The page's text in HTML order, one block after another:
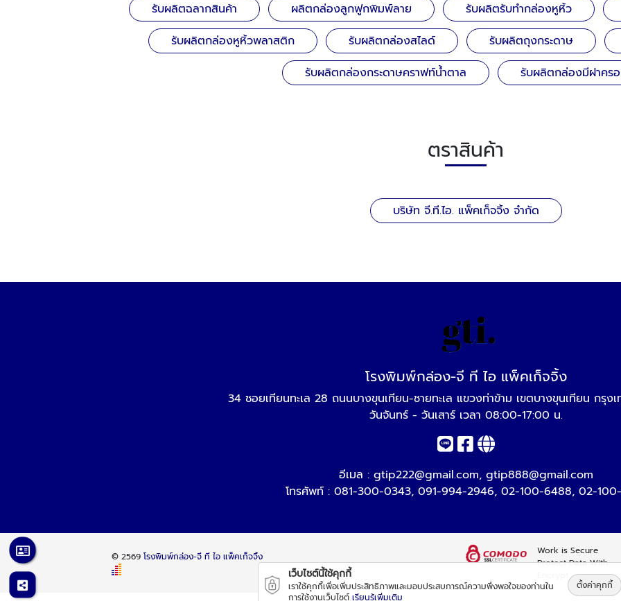
รับผลิตฉลากสินค้า ผลิตกล่องลูกฟูกพิมพ์ลาย รับผลิตรับทำกล่องหูหิ้ว
รับผลิตกล่องหูหิ้วพลาสติก
รับผลิตกล่องสไลด์ รับผลิตถุงกระดาษ
รับผลิตกล่องกระดาษคราฟท์น้ำตาล
รับผลิตกล่องมีฝาคร
ตราสินค้า
บริษัท จี.ที.ไอ. แพ็คเก็จจิ้ง จำกัด
โรงพิมพ์กล่อง-จี ที ไอ แพ็คเก็จจิ้ง
34 ซอยเทียนทะเล 28 ถนนบางขุนเทียน-ชายทะเล แขวงท่าข้าม เขตบางขุนเทียน กรุง
วันจันทร์ - วันเสาร์ เวลา 08:00-17:00 น.
อีเมล : gtip222@gmail.com, gtip888@gmail.com
โทรศัพท์ : 081-300-0343, 091-994-2946, 02-100-6488, 02-
© 2569โรงพิมพ์กล่อง-จี ที ไอ แพ็คเก็จจิ้ง
Work is Secure
Protect Data With
เว็บไซต์นี้ใช้คุกกี้
เราใช้คุกกี้เพื่อเพิ่มประสิทธิภาพและมอบประสบการณ์ความพึงพอใจของท่านใน
การใช้งานเว็บไซต์ เรียนรู้เพิ่มเติม
ตั้งค่าคุกกี้